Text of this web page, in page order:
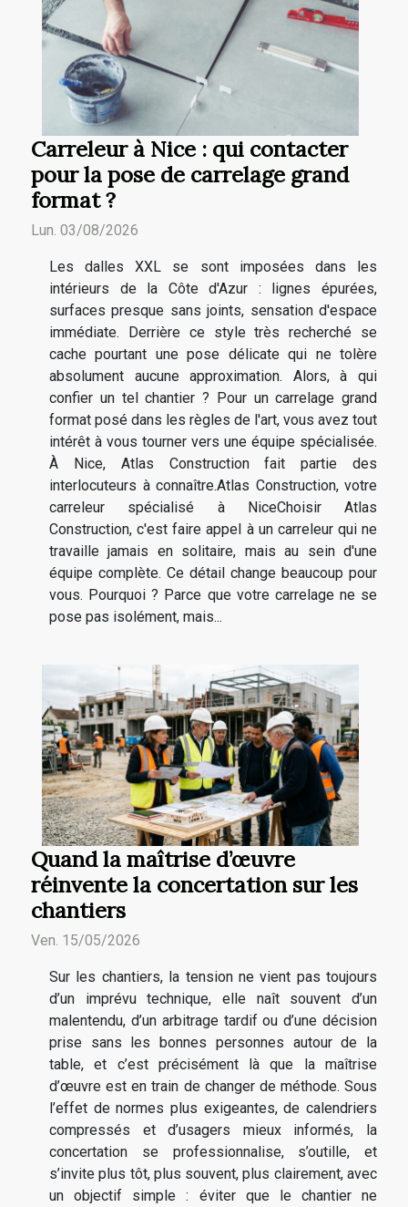
Carreleur à Nice : qui contacter
pour la pose de carrelage grand
format ?
Lun. 03/08/2026
Les dalles XXL se sont imposées dans les
intérieurs de la Côte d'Azur : lignes épurées,
surfaces presque sans joints, sensation d'espace
immédiate. Derrière ce style très recherché se
cache pourtant une pose délicate qui ne tolère
absolument aucune approximation. Alors, à qui
confier un tel chantier ? Pour un carrelage grand
format posé dans les règles de l'art, vous avez tout
intérêt à vous tourner vers une équipe spécialisée.
À Nice, Atlas Construction fait partie des
interlocuteurs à connaître.Atlas Construction, votre
carreleur spécialisé à NiceChoisir Atlas
Construction, c'est faire appel à un carreleur qui ne
travaille jamais en solitaire, mais au sein d'une
équipe complète. Ce détail change beaucoup pour
vous. Pourquoi ? Parce que votre carrelage ne se
pose pas isolément, mais...
Quand la maîtrise d’œuvre
réinvente la concertation sur les
chantiers
Ven. 15/05/2026
Sur les chantiers, la tension ne vient pas toujours
d’un imprévu technique, elle naît souvent d’un
malentendu, d’un arbitrage tardif ou d’une décision
prise sans les bonnes personnes autour de la
table, et c’est précisément là que la maîtrise
d’œuvre est en train de changer de méthode. Sous
l’effet de normes plus exigeantes, de calendriers
compressés et d’usagers mieux informés, la
concertation se professionnalise, s’outille, et
s’invite plus tôt, plus souvent, plus clairement, avec
un objectif simple : éviter que le chantier ne